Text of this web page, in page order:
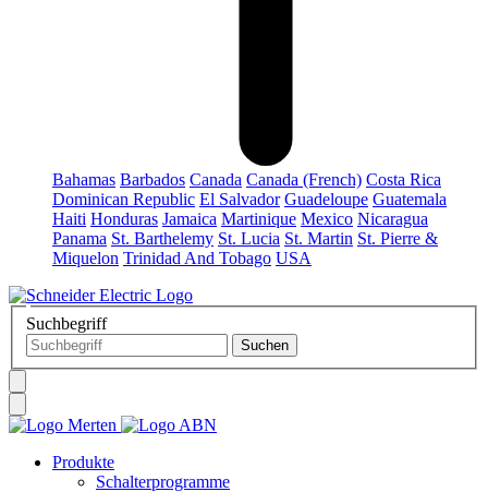
Bahamas Barbados Canada Canada (French) Costa Rica
Dominican Republic El Salvador Guadeloupe Guatemala
Haiti Honduras Jamaica Martinique Mexico Nicaragua
Panama St. Barthelemy St. Lucia St. Martin St. Pierre &
Miquelon Trinidad And Tobago USA
Suchbegriff
Produkte
Schalterprogramme